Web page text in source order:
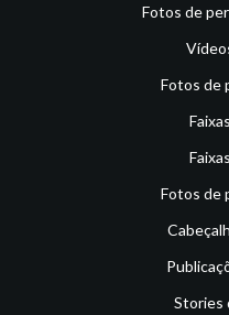
Fotos de
Fotos de
Fotos de
Stories